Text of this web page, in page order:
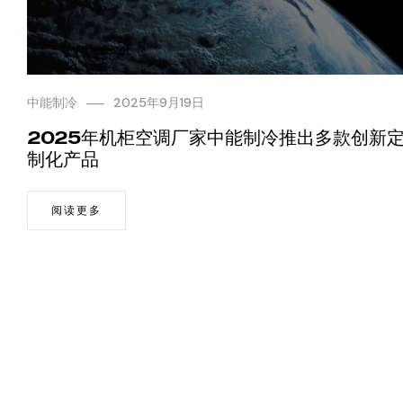
中能制冷 2025年9月19日
2025年机柜空调厂家中能制冷推出多款创新
制化产品
阅读更多